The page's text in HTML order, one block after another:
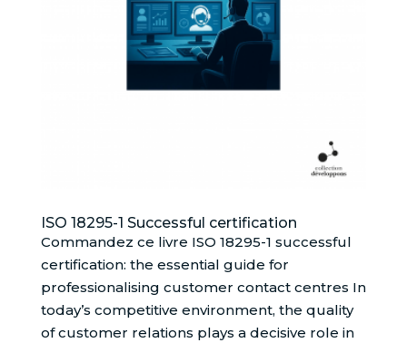
ISO 18295-1 Successful certification
Commandez ce livre ISO 18295-1 successful
certification: the essential guide for
professionalising customer contact centres In
today’s competitive environment, the quality
of customer relations plays a decisive role in